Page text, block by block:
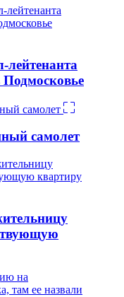
лейтенанта
самолет